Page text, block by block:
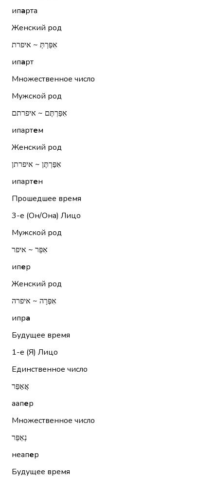
ипарта
Женский род
אִפַּרְתְּ ~ איפרת
ипарт
Множественное число
Мужской род
אִפַּרְתֶּם ~ איפרתם
ипартем
Женский род
אִפַּרְתֶּן ~ איפרתן
ипартен
Прошедшее время
3-е (Он/Она) Лицо
Мужской род
אִפֵּר ~ איפר
ипер
Женский род
אִפְּרָה ~ איפרה
ипра
Будущее время
1-е (Я) Лицо
Единственное число
אֲאַפֵּר
аапер
Множественное число
נְאַפֵּר
неапер
Будущее время